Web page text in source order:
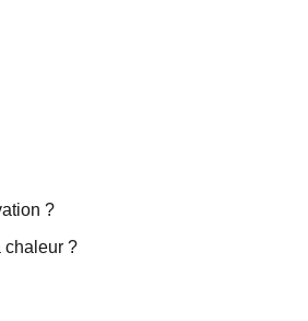
?
chaleur ?